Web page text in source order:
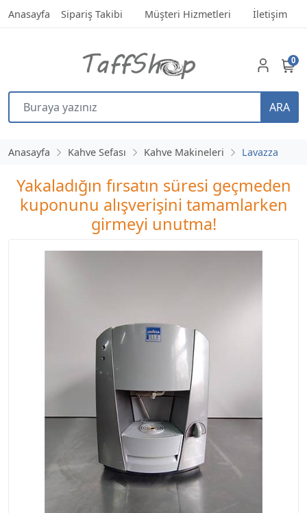
Anasayfa Sipariş Takibi Müşteri Hizmetleri İletişim
ARA
0
Anasayfa Kahve Sefası Kahve Makineleri Lavazza
Yakaladığın fırsatın süresi geçmeden
kuponunu alışverişini tamamlarken
girmeyi unutma!